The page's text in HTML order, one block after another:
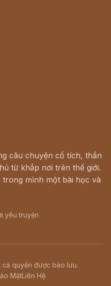
câu chuyện cổ tích, thần
từ khắp nơi trên thế giới.
mình một bài học và
yêu truyện
quyền được bảo lưu.
MậtLiên Hệ